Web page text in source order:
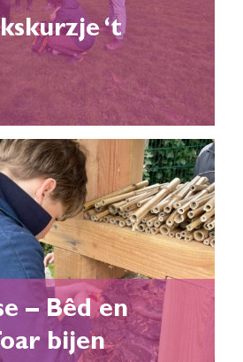
‘t
– Bêd en
bijen